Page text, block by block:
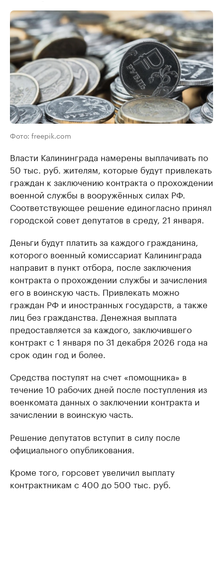
Фото: freepik.com
Власти Калининграда намерены выплачивать по
50 тыс. руб. жителям, которые будут привлекать
граждан к заключению контракта о прохождении
военной службы в вооружённых силах РФ.
Соответствующее решение единогласно принял
городской совет депутатов в среду, 21 января.
Деньги будут платить за каждого гражданина,
которого военный комиссариат Калининграда
направит в пункт отбора, после заключения
контракта о прохождении службы и зачисления
его в воинскую часть. Привлекать можно
граждан РФ и иностранных государств, а также
лиц без гражданства. Денежная выплата
предоставляется за каждого, заключившего
контракт с 1 января по 31 декабря 2026 года на
срок один год и более.
Средства поступят на счет «помощника» в
течение 10 рабочих дней после поступления из
военкомата данных о заключении контракта и
зачислении в воинскую часть.
Решение депутатов вступит в силу после
официального опубликования.
Кроме того, горсовет увеличил выплату
контрактникам с 400 до 500 тыс. руб.